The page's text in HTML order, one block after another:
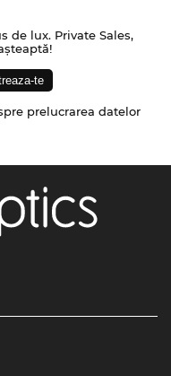
de lux. Private Sales,
prelucrarea datelor